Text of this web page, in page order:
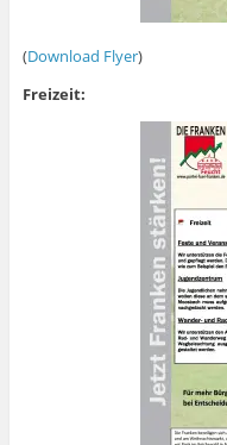
(Download Flyer)
Freizeit: